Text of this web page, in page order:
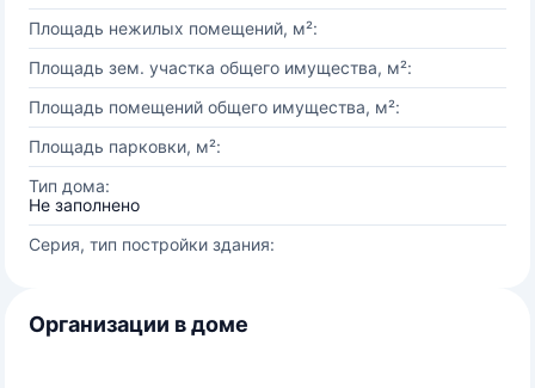
Площадь нежилых помещений, м²:
Площадь зем. участка общего имущества, м²:
Площадь помещений общего имущества, м²:
Площадь парковки, м²:
Тип дома:
Не заполнено
Серия, тип постройки здания:
Организации в доме